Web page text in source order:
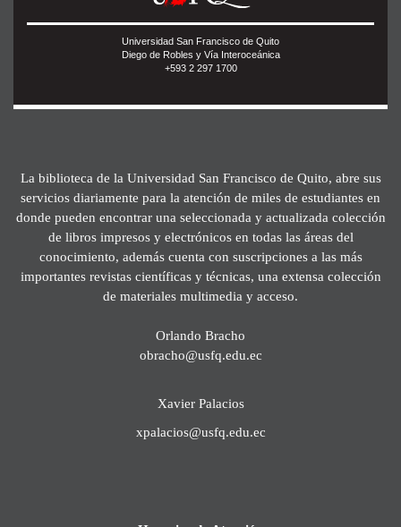
Universidad San Francisco de Quito
Diego de Robles y Vía Interoceánica
+593 2 297 1700
La biblioteca de la Universidad San Francisco de Quito, abre sus
servicios diariamente para la atención de miles de estudiantes en
donde pueden encontrar una seleccionada y actualizada colección
de libros impresos y electrónicos en todas las áreas del
conocimiento, además cuenta con suscripciones a las más
importantes revistas científicas y técnicas, una extensa colección
de materiales multimedia y acceso.
Orlando Bracho
obracho@usfq.edu.ec
Xavier Palacios
xpalacios@usfq.edu.ec